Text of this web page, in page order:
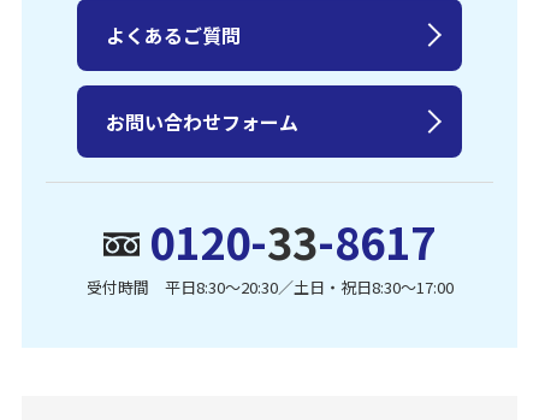
0120-33-8617
受付時間 平日8:30〜20:30／土日・祝日8:30〜17:00
よくあるご質問
お問い合わせフォーム